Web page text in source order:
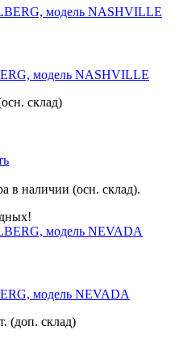
модель NASHVILLE
склад)
в наличии (осн. склад).
модель NEVADA
(доп. склад)